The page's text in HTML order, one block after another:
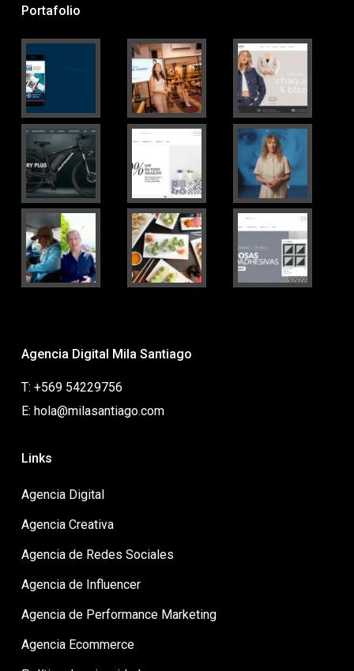
Portafolio
Agencia Digital Mila Santiago
T: +569 54229756
E: hola@milasantiago.com
Links
Agencia Digital
Agencia Creativa
Agencia de Redes Sociales
Agencia de Influencer
Agencia de Performance Marketing
Agencia Ecommerce